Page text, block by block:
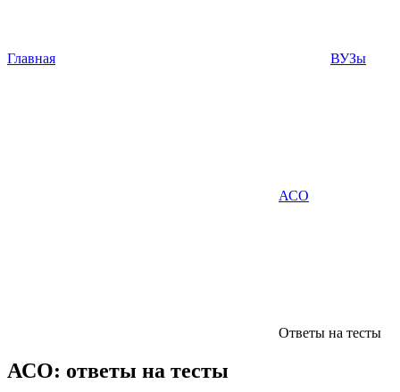
Главная ВУЗы
АСО
Ответы на тесты
АСО: ответы на тесты